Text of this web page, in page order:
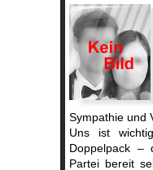
Sympathie und
Uns ist
Doppelpack –
Partei bereit